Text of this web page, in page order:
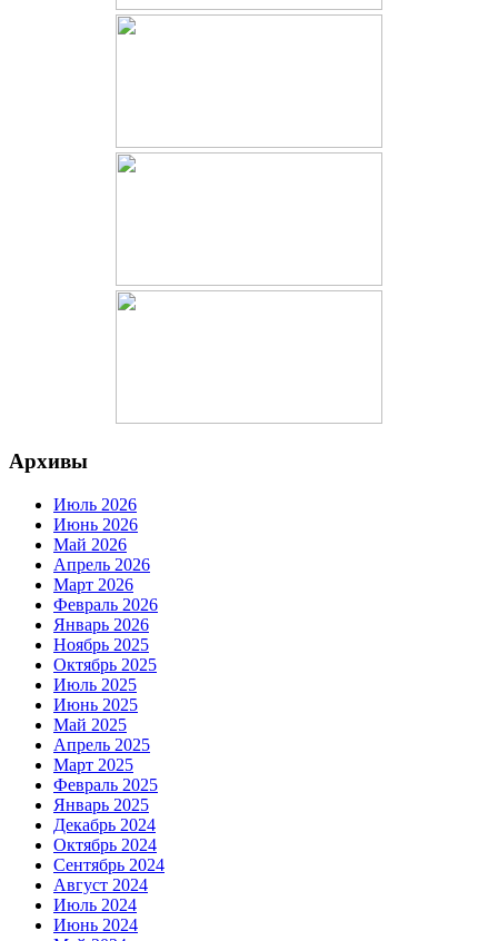
Архивы
Июль 2026
Июнь 2026
Май 2026
Апрель 2026
Март 2026
Февраль 2026
Январь 2026
Ноябрь 2025
Октябрь 2025
Июль 2025
Июнь 2025
Май 2025
Апрель 2025
Март 2025
Февраль 2025
Январь 2025
Декабрь 2024
Октябрь 2024
Сентябрь 2024
Август 2024
Июль 2024
Июнь 2024